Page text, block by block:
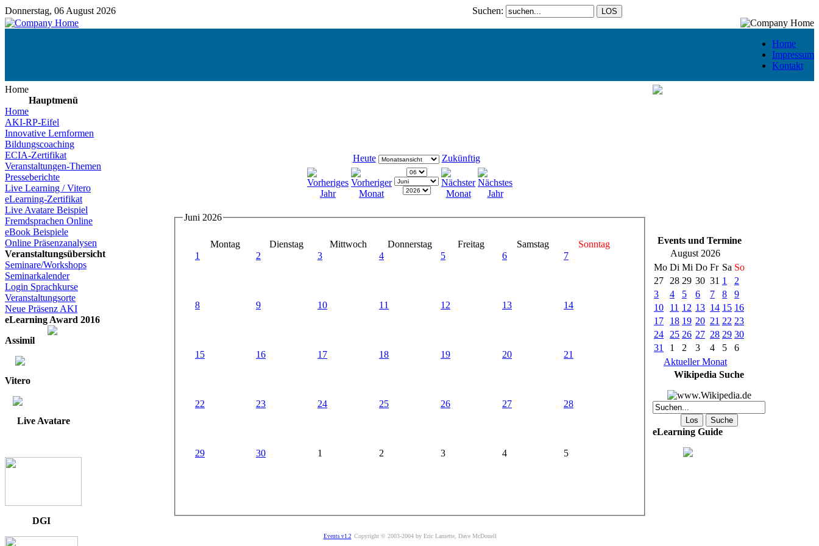
Donnerstag, 06 August 2026 Suchen:
Home
Impressum
Kontakt
Home
Hauptmenü
Home
AKI-RP-Eifel
Innovative Lernformen
Bildungscoaching
ECIA-Zertifikat
Veranstaltungen-Themen
Presseberichte
Live Learning / Vitero
eLearning-Zertifikat
Live Avatare Beispiel
Fremdsprachen Online
eBook Beispiele
Online Präsenzanalysen
Veranstaltungsübersicht
Seminare/Workshops
Seminarkalender
Login Sprachkurse
Veranstaltungsorte
Neue Präsenz AKI
eLearning Award 2016
Assimil
Vitero
Live Avatare
DGI
Heute Zukünftig
Juni 2026
Montag Dienstag Mittwoch Donnerstag Freitag Samstag
Sonntag
1
2 3 4 5 6 7
8 9 10 11 12 13 14
15 16 17 18 19 20 21
22 23 24 25 26 27 28
29 30 1 2 3 4 5
Events v1.2 Copyright © 2003-2004 by Eric Lamette, Dave McDonell
Events und Termine
August 2026
Mo Di Mi Do Fr Sa So
27
28 29 30 31 1
2
3
4 5 6 7 8
9
10
11 12 13 14 15 16
17
18 19 20 21 22 23
24
25 26 27 28 29 30
31
1 2 3 4 5
6
Aktueller Monat
Wikipedia Suche
eLearning Guide